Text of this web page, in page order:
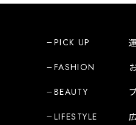
PICK UP
FASHION
BEAUTY
LIFESTYLE